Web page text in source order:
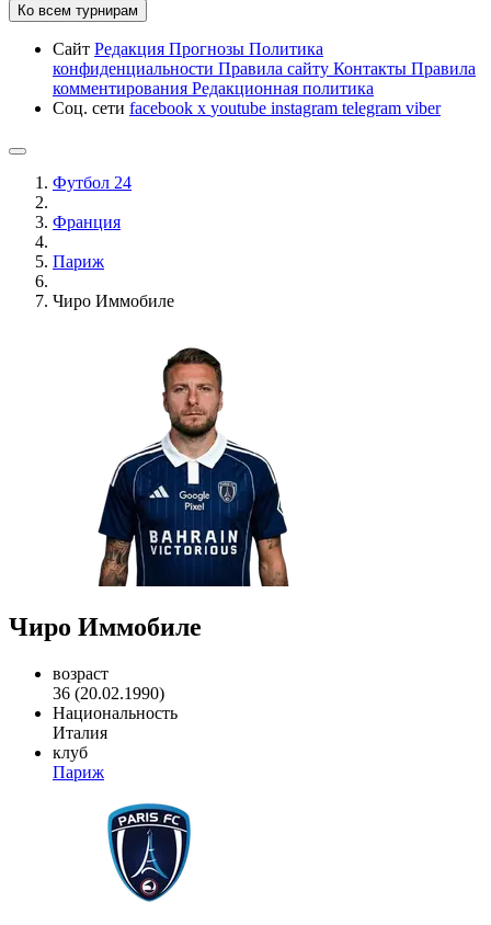
Ко всем турнирам
Сайт Редакция Прогнозы Политика
конфиденциальности Правила сайту Контакты Правила
комментирования Редакционная политика
Соц. сети facebook x youtube instagram telegram viber
Футбол 24
Франция
Париж
Чиро Иммобиле
Чиро Иммобиле
возраст
36 (20.02.1990)
Национальность
Италия
клуб
Париж